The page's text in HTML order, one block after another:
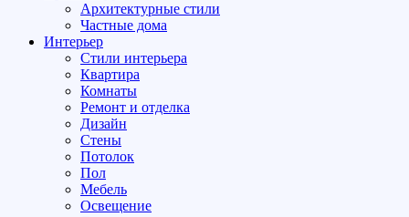
Архитектурные стили
Частные дома
Интерьер
Стили интерьера
Квартира
Комнаты
Ремонт и отделка
Дизайн
Стены
Потолок
Пол
Мебель
Освещение